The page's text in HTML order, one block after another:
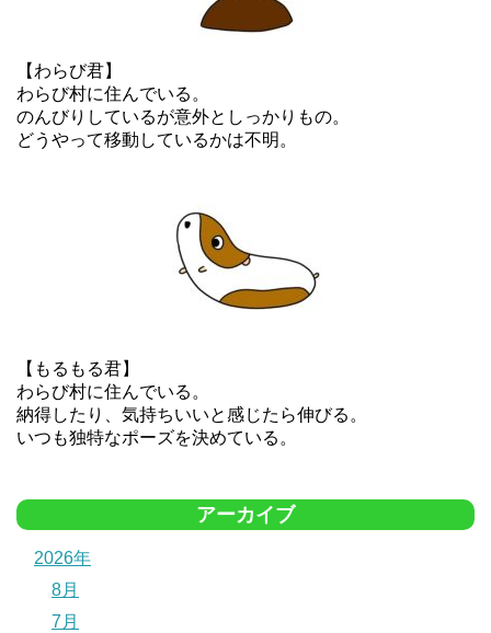
【わらび君】
わらび村に住んでいる。
のんびりしているが意外としっかりもの。
どうやって移動しているかは不明。
【もるもる君】
わらび村に住んでいる。
納得したり、気持ちいいと感じたら伸びる。
いつも独特なポーズを決めている。
アーカイブ
2026年
8月
7月